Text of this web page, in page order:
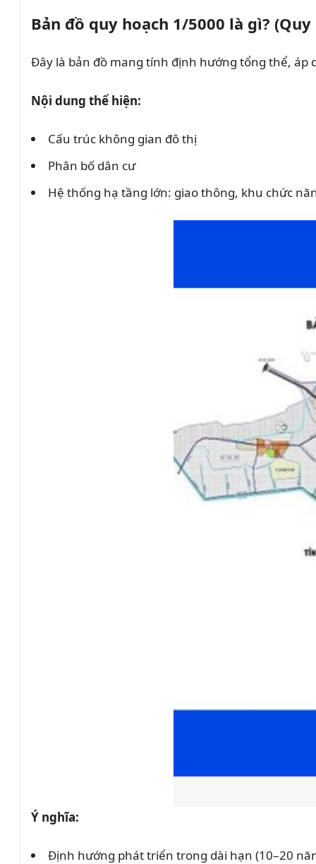
Bản đồ quy hoạch 1/5000 là gì?
Đây là bản đồ mang tính định hướng tổng thể,
Nội dung thể hiện:
Cấu trúc không gian đô thị
Phân bố dân cư
Hệ thống hạ tầng lớn: giao thông, khu chức
Ý nghĩa:
Định hướng phát triển trong dài hạn (10–20